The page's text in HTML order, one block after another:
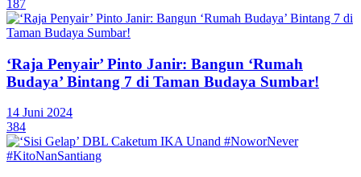
187
‘Raja Penyair’ Pinto Janir: Bangun ‘Rumah
Budaya’ Bintang 7 di Taman Budaya Sumbar!
14 Juni 2024
384